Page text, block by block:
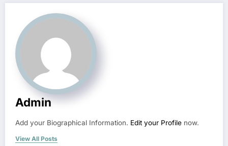
Admin
Add your Biographical Information. Edit your Profile now.
View All Posts